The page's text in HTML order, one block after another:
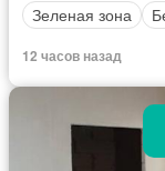
Зеленая зона
12 часов назад